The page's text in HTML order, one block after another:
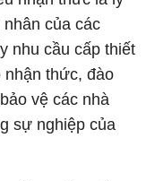
của các
nhu cầu cấp thiết
nhận thức, đào
vệ các nhà
sự nghiệp của